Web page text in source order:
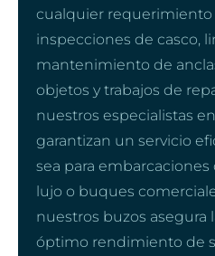
cualquier requerimiento
inspecciones de casco,
mantenimiento de
objetos y trabajos de
nuestros especialistas
garantizan un servicio
sea para embarcaciones
lujo o buques
nuestros buzos asegura
óptimo rendimiento de